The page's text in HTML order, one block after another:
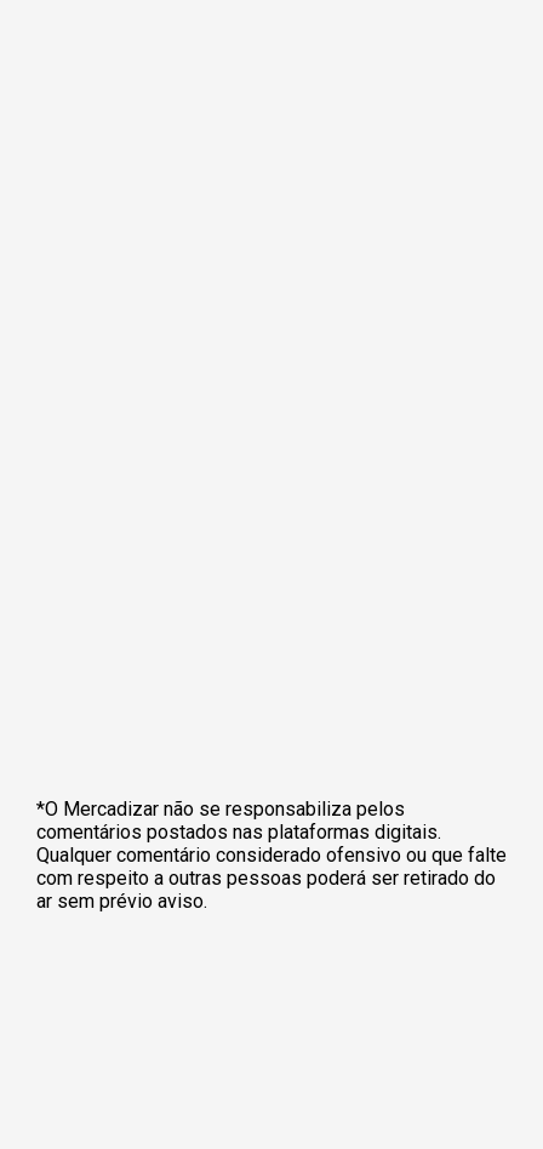
*O Mercadizar não se responsabiliza pelos
comentários postados nas plataformas digitais.
Qualquer comentário considerado ofensivo ou que falte
com respeito a outras pessoas poderá ser retirado do
ar sem prévio aviso.